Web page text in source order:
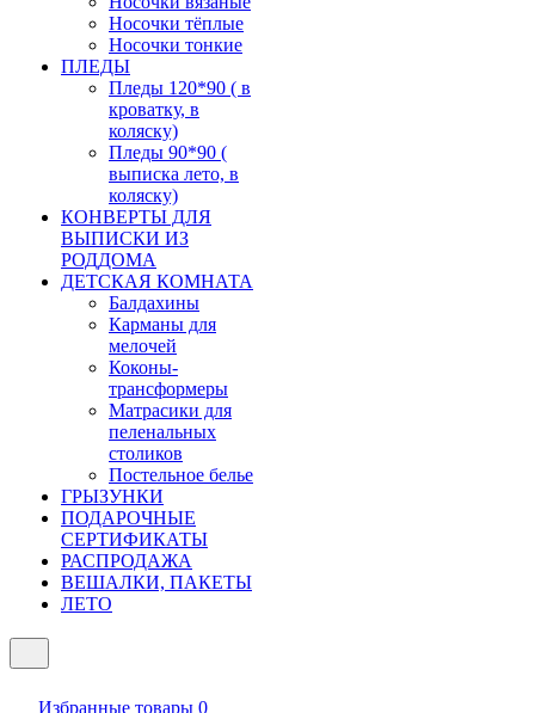
Носочки тёплые
Носочки тонкие
ПЛЕДЫ
Пледы 120*90 ( в
кроватку, в
коляску)
Пледы 90*90 (
выписка лето, в
коляску)
КОНВЕРТЫ ДЛЯ
ВЫПИСКИ ИЗ
РОДДОМА
ДЕТСКАЯ КОМНАТА
Балдахины
Карманы для
мелочей
Коконы-
трансформеры
Матрасики для
пеленальных
столиков
Постельное белье
ГРЫЗУНКИ
ПОДАРОЧНЫЕ
СЕРТИФИКАТЫ
РАСПРОДАЖА
ВЕШАЛКИ, ПАКЕТЫ
ЛЕТО
Избранные товары 0